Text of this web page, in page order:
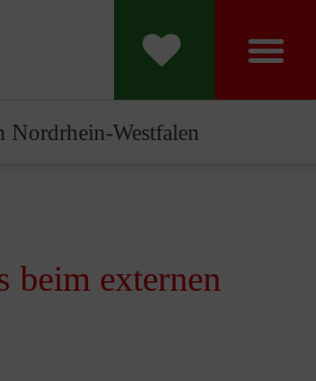
Nordrhein-Westfalen
beim externen